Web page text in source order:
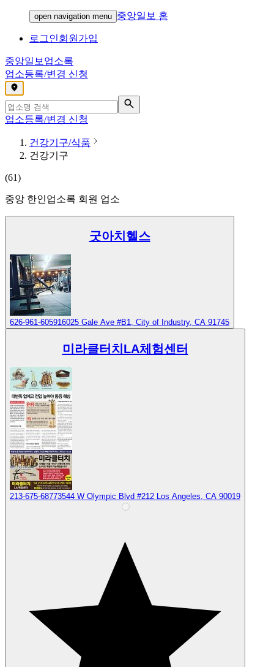
open navigation menu 중앙일보 홈
로그인회원가입
중앙일보 업소록
업소등록/변경 신청
,
업소등록/변경 신청
건강기구/식품
건강기구
(61)
중앙 한인업소록 회원 업소
굿아치헬스
626-961-605916025 Gale Ave #B1, City of Industry, CA 91745
미라클터치LA체험센터
213-675-68773544 W Olympic Blvd #212 Los Angeles, CA 90019